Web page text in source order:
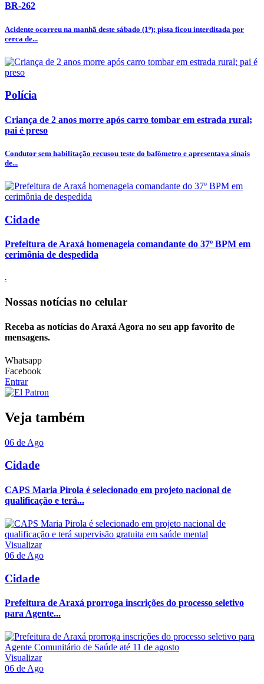
BR-262
Acidente ocorreu na manhã deste sábado (1º); pista ficou interditada por
cerca de...
Polícia
Criança de 2 anos morre após carro tombar em estrada rural;
pai é preso
Condutor sem habilitação recusou teste do bafômetro e apresentava sinais
de...
Cidade
Prefeitura de Araxá homenageia comandante do 37º BPM em
cerimônia de despedida
.
Nossas notícias no celular
Receba as notícias do Araxá Agora no seu app favorito de
mensagens.
Whatsapp
Facebook
Entrar
Veja também
06 de Ago
Cidade
CAPS Maria Pirola é selecionado em projeto nacional de
qualificação e terá...
Visualizar
06 de Ago
Cidade
Prefeitura de Araxá prorroga inscrições do processo seletivo
para Agente...
Visualizar
06 de Ago